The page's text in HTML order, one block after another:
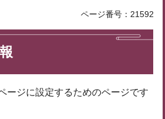
ページ番号：21592
ージに設定するためのページです